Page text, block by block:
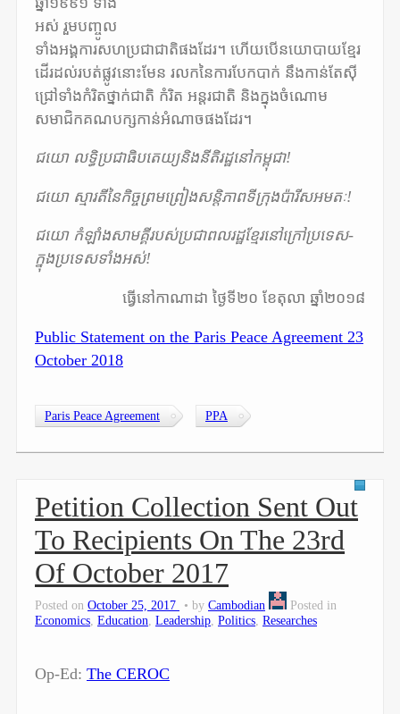
អស់ រួមបញ្ចូល
ទាំងអង្គការសហប្រជាជាតិផងដែរ។ ហើយបើនយោបាយខ្មែរ
ដើរដល់របត់ផ្លូវនោះមែន រលកនៃការបែកបាក់ នឹងកាន់តែស៊ី
ជ្រៅទាំងកំរិតថ្នាក់ជាតិ កំរិត អន្តរជាតិ និងក្នុងចំណោម
សមាជិកគណបក្សកាន់អំណាចផងដែរ។
ជយោ លទ្ធិប្រជាធិបតេយ្យនិងនីតិរដ្ឋនៅកម្ពុជា!
ជយោ ស្មារតីនៃកិច្ចព្រមព្រៀងសន្តិភាពទីក្រុងប៉ារីសអមតៈ!
ជយោ កំឡាំងសាមគ្គីរបស់ប្រជាពលរដ្ឋខ្មែរនៅក្រៅប្រទេស-
ក្នុងប្រទេសទាំងអស់!
ធ្វើនៅកាណាដា ថ្ងៃទី២០ ខែតុលា ឆ្នាំ២០១៨
Public Statement on the Paris Peace Agreement 23
October 2018
Paris Peace Agreement PPA
Petition Collection Sent Out
To Recipients On The 23rd
Of October 2017
Posted on October 25, 2017 by Cambodian
Posted in
Economics Education Leadership Politics Researches
Op-Ed: The CEROC